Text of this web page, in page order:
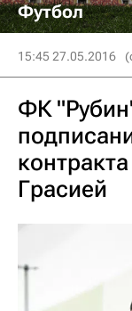
Футбол
15:45 27.05.2016
ФК
Грасией